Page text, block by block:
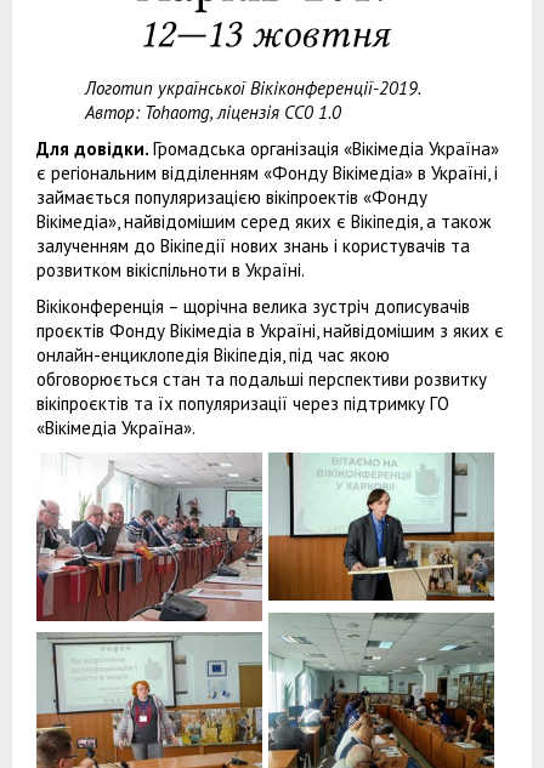
Логотип української Вікіконференції-2019.
Автор: Tohaomg, ліцензія CC0 1.0
Для довідки. Громадська організація «Вікімедіа Україна»
є регіональним відділенням «Фонду Вікімедіа» в Україні, і
займається популяризацією вікіпроектів «Фонду
Вікімедіа», найвідомішим серед яких є Вікіпедія, а також
залученням до Вікіпедії нових знань і користувачів та
розвитком вікіспільноти в Україні.
Вікіконференція – щорічна велика зустріч дописувачів
проєктів Фонду Вікімедіа в Україні, найвідомішим з яких є
онлайн-енциклопедія Вікіпедія, під час якою
обговорюється стан та подальші перспективи розвитку
вікіпроєктів та їх популяризації через підтримку ГО
«Вікімедіа Україна».